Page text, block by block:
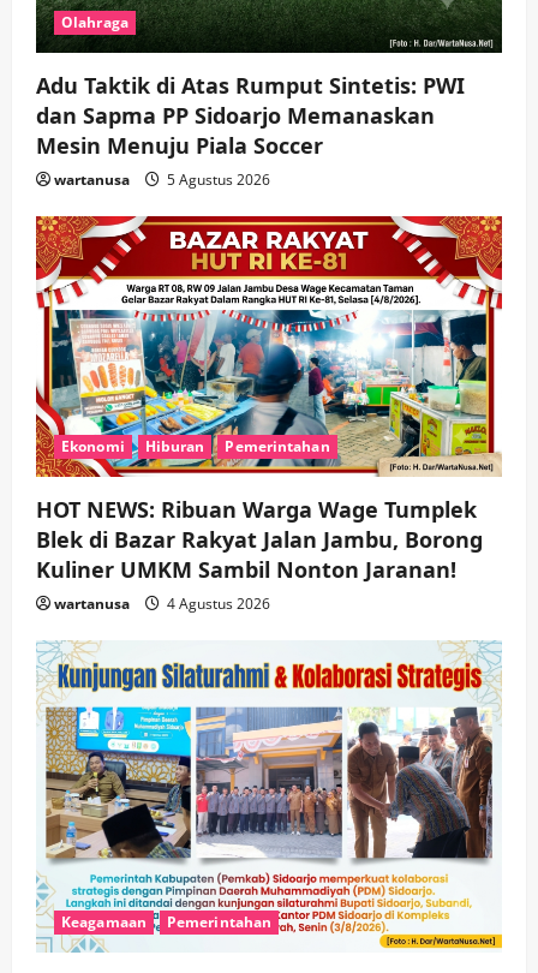
Olahraga
Adu Taktik di Atas Rumput Sintetis: PWI
dan Sapma PP Sidoarjo Memanaskan
Mesin Menuju Piala Soccer
wartanusa 5 Agustus 2026
Ekonomi Hiburan Pemerintahan
HOT NEWS: Ribuan Warga Wage Tumplek
Blek di Bazar Rakyat Jalan Jambu, Borong
Kuliner UMKM Sambil Nonton Jaranan!
wartanusa 4 Agustus 2026
Keagamaan Pemerintahan